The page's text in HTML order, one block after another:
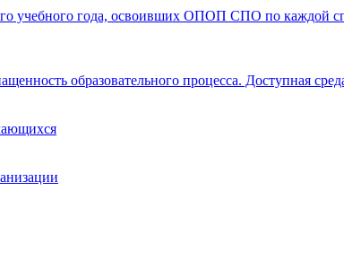
учебного года, освоивших ОПОП СПО по каждой
образовательного процесса. Доступная